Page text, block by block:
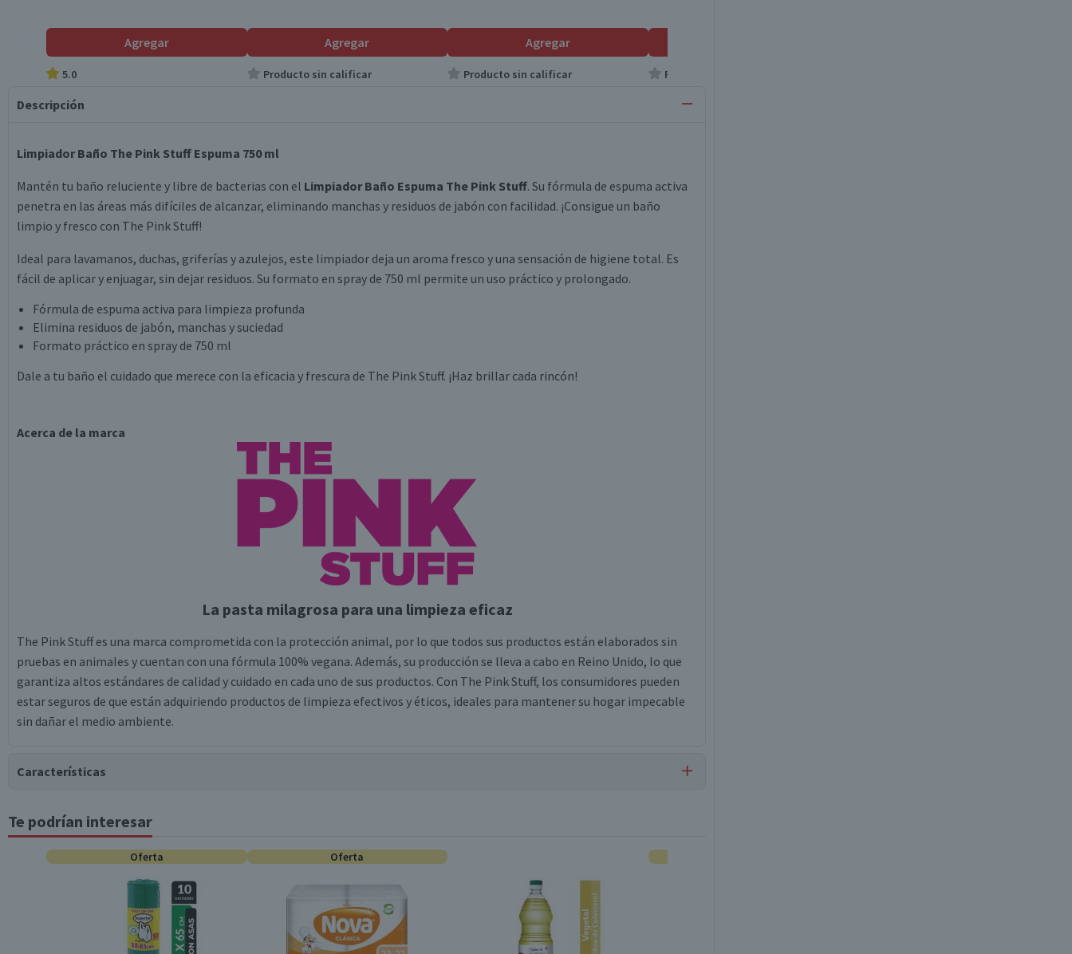
Agregar
5.0
Agregar
Producto sin calificar
Agregar
Producto sin calificar Producto sin calificar
Descripción
Limpiador Baño The Pink Stuff Espuma 750 ml
Mantén tu baño reluciente y libre de bacterias con el Limpiador Baño Espuma The Pink Stuff. Su fórmula de espuma activa
penetra en las áreas más difíciles de alcanzar, eliminando manchas y residuos de jabón con facilidad. ¡Consigue un baño
limpio y fresco con The Pink Stuff!
Ideal para lavamanos, duchas, griferías y azulejos, este limpiador deja un aroma fresco y una sensación de higiene total. Es
fácil de aplicar y enjuagar, sin dejar residuos. Su formato en spray de 750 ml permite un uso práctico y prolongado.
Fórmula de espuma activa para limpieza profunda
Elimina residuos de jabón, manchas y suciedad
Formato práctico en spray de 750 ml
Dale a tu baño el cuidado que merece con la eficacia y frescura de The Pink Stuff. ¡Haz brillar cada rincón!
Acerca de la marca
La pasta milagrosa para una limpieza eficaz
The Pink Stuff es una marca comprometida con la protección animal, por lo que todos sus productos están elaborados sin
pruebas en animales y cuentan con una fórmula 100% vegana. Además, su producción se lleva a cabo en Reino Unido, lo que
garantiza altos estándares de calidad y cuidado en cada uno de sus productos. Con The Pink Stuff, los consumidores pueden
estar seguros de que están adquiriendo productos de limpieza efectivos y éticos, ideales para mantener su hogar impecable
sin dañar el medio ambiente.
Características
Tipo de Producto
Característica Sustentable
17 x 10 x 6 cm
Te podrían interesar
Oferta Oferta